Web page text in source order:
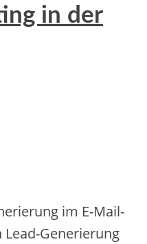
in der
im E-Mail-
Generierung